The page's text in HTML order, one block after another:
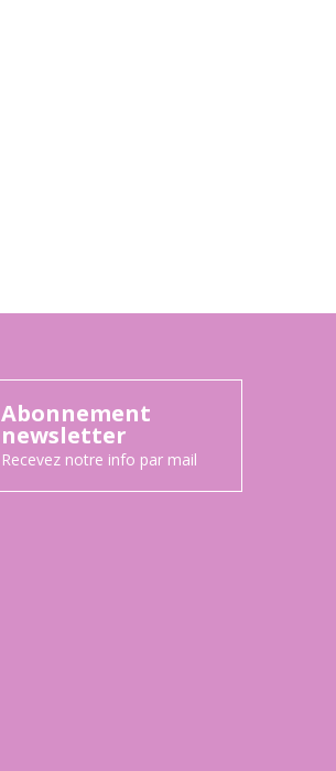
Abonnement
newsletter
Recevez notre info par mail